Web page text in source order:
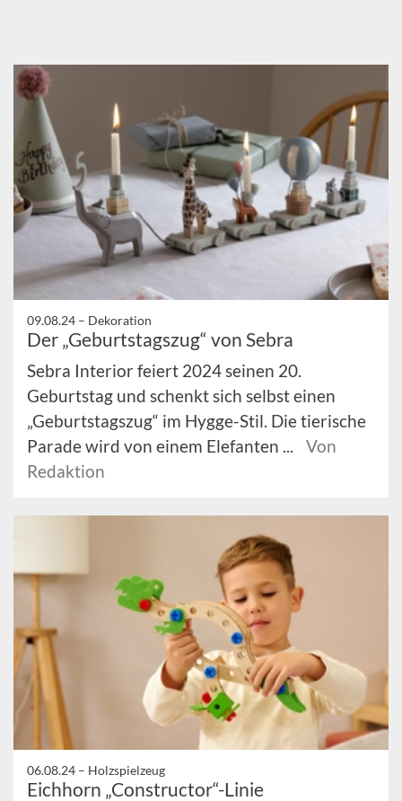
09.08.24 – Dekoration
Der „Geburtstagszug“ von Sebra
Sebra Interior feiert 2024 seinen 20.
Geburtstag und schenkt sich selbst einen
„Geburtstagszug“ im Hygge-Stil. Die tierische
Parade wird von einem Elefanten ...
Von
Redaktion
06.08.24 – Holzspielzeug
Eichhorn „Constructor“-Linie